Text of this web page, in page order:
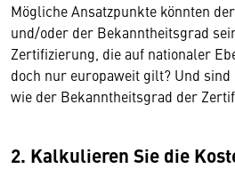
Mögliche Ansatzpunkte könnten
und/oder der Bekanntheitsgrad
Zertifizierung, die auf nationaler
doch nur europaweit gilt? Und
wie der Bekanntheitsgrad der
2. Kalkulieren Sie die